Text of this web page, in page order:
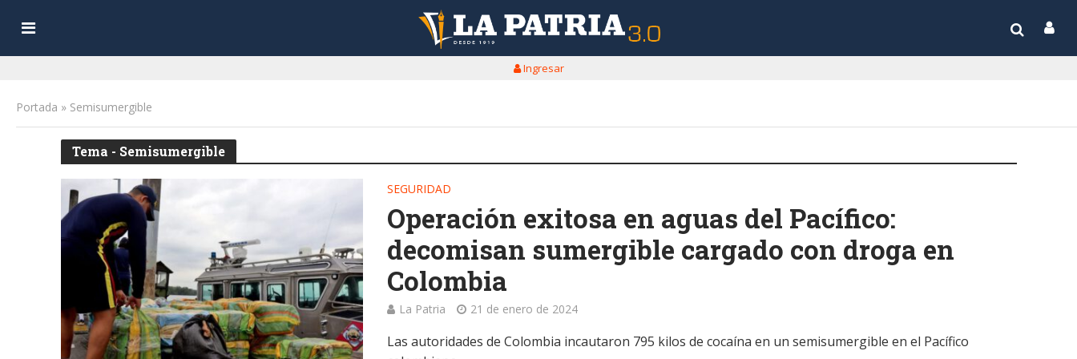
Ingresar
Portada » Semisumergible
Tema - Semisumergible
SEGURIDAD
Operación exitosa en aguas del Pacífico:
decomisan sumergible cargado con droga en
Colombia
La Patria 21 de enero de 2024
Las autoridades de Colombia incautaron 795 kilos de cocaína en un semisumergible en el Pacífico